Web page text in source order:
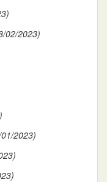
02/2023)
2023)